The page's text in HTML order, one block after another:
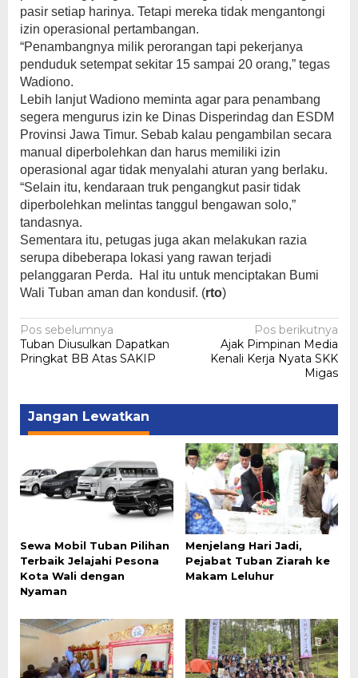
pasir setiap harinya. Tetapi mereka tidak mengantongi
izin operasional pertambangan.
“Penambangnya milik perorangan tapi pekerjanya
penduduk setempat sekitar 15 sampai 20 orang,” tegas
Wadiono.
Lebih lanjut Wadiono meminta agar para penambang
segera mengurus izin ke Dinas Disperindag dan ESDM
Provinsi Jawa Timur. Sebab kalau pengambilan secara
manual diperbolehkan dan harus memiliki izin
operasional agar tidak menyalahi aturan yang berlaku.
“Selain itu, kendaraan truk pengangkut pasir tidak
diperbolehkan melintas tanggul bengawan solo,”
tandasnya.
Sementara itu, petugas juga akan melakukan razia
serupa dibeberapa lokasi yang rawan terjadi
pelanggaran Perda. Hal itu untuk menciptakan Bumi
Wali Tuban aman dan kondusif. (rto)
Navigasi
pos
Pos sebelumnya
Tuban Diusulkan Dapatkan
Pringkat BB Atas SAKIP
Pos berikutnya
Ajak Pimpinan Media
Kenali Kerja Nyata SKK
Migas
Jangan Lewatkan
Sewa Mobil Tuban Pilihan
Terbaik Jelajahi Pesona
Kota Wali dengan
Nyaman
Menjelang Hari Jadi,
Pejabat Tuban Ziarah ke
Makam Leluhur